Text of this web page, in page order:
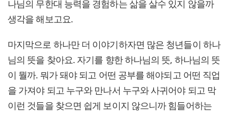
나님의 무한대 능력을 경험하는 삶을 살수 있지 않을까
생각을 해보고요.
마지막으로 하나만 더 이야기하자면 많은 청년들이 하나
님의 뜻을 찾아요. 자기를 향한 하나님의 뜻, 하나님의 뜻
이 뭘까. 뭐가 돼야 되고 어떤 공부를 해야되고 어떤 직업
을 가져야 되고 누구와 만나서 누구와 사귀어야 되고 막
이런 것들을 찾으면 쉽게 보이지 않으니까 힘들어하는